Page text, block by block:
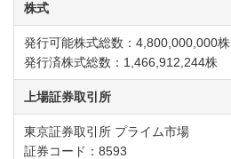
株式
発行可能株式総数：4,800,000,000株
発行済株式総数：1,466,912,244株
上場証券取引所
東京証券取引所 プライム市場
証券コード：8593